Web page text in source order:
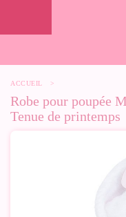
ACCUEIL >
Robe pour poupée
Tenue de printemps